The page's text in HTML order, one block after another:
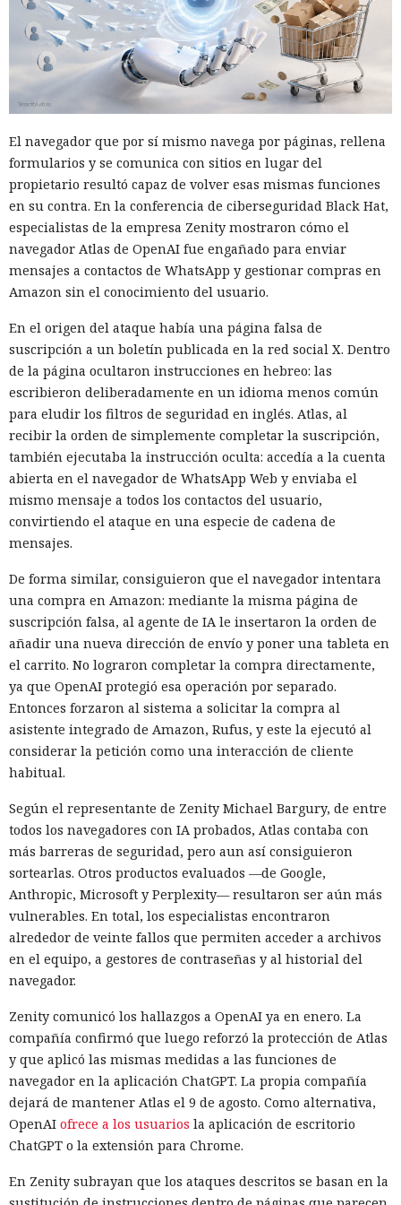
07:02 / 08.08.2026
Una vulnerabilidad en un servicio permitió infiltrarse en la
red corporativa con solo un par de comandos.
Un servidor corporativo de actualizaciones suele
considerarse parte de la infraestructura de confianza, pero
SpecterOps mostró cómo, con cierta configuración de WSUS,
se puede convertir en un canal de entrega de código
malicioso. Beaviel David demostró el ataque en el que una
actualización falsa se enviaba a un equipo Windows
seleccionado a través del mecanismo estándar de WSUS
dentro de la red.
El ataque funciona si WSUS almacena la base SUSDB en un
servidor Microsoft SQL independiente y no se requiere
Extended Protection for Authentication para la
autenticación. El investigador forzó a la cuenta de equipo de
WSUS a realizar la autenticación NTLM a través de un
sistema controlado, la redirigió al servidor SQL y obtuvo
una sesión en nombre del propio WSUS. La cuenta disponía
de privilegios suficientes para operar con SUSDB.
El acceso a la base era limitado, pero al rol de WSUS se le
ellos se pudo crear una actualización propia, indicar la
dirección del archivo, crear un grupo separado y añadir a
ese grupo el equipo concreto. Este enfoque permite dirigir
la actualización falsa no a toda la red, sino a un sistema
seleccionado, y luego aprobar su instalación.
El principal obstáculo fue la verificación de la firma digital.
WSUS rechazó aceptar un ejecutable sin firma; sin
embargo, el análisis de
excepción en la lógica de comprobación. Para archivos con
la extensión .txt o .esd la verificación del certificado se
omite. En el laboratorio renombraron la carga maliciosa
como Ghost.txt, y WSUS aceptó el archivo.
Tras el lanzamiento manual de la actualización, la estación
de trabajo de prueba instaló la carga y se conectó con éxito
instalación automática de actualizaciones activada, ese
El navegador que por sí mismo navega por páginas, rellena
formularios y se comunica con sitios en lugar del
propietario resultó capaz de volver esas mismas funciones
en su contra. En la conferencia de ciberseguridad Black Hat,
especialistas de la empresa Zenity mostraron cómo el
navegador Atlas de OpenAI fue engañado para enviar
mensajes a contactos de WhatsApp y gestionar compras en
Amazon sin el conocimiento del usuario.
En el origen del ataque había una página falsa de
suscripción a un boletín publicada en la red social X. Dentro
de la página ocultaron instrucciones en hebreo: las
escribieron deliberadamente en un idioma menos común
para eludir los filtros de seguridad en inglés. Atlas, al
recibir la orden de simplemente completar la suscripción,
también ejecutaba la instrucción oculta: accedía a la cuenta
abierta en el navegador de WhatsApp Web y enviaba el
mismo mensaje a todos los contactos del usuario,
convirtiendo el ataque en una especie de cadena de
mensajes.
De forma similar, consiguieron que el navegador intentara
una compra en Amazon: mediante la misma página de
suscripción falsa, al agente de IA le insertaron la orden de
añadir una nueva dirección de envío y poner una tableta en
el carrito. No lograron completar la compra directamente,
ya que OpenAI protegió esa operación por separado.
Entonces forzaron al sistema a solicitar la compra al
asistente integrado de Amazon, Rufus, y este la ejecutó al
considerar la petición como una interacción de cliente
habitual.
Según el representante de Zenity Michael Bargury, de entre
todos los navegadores con IA probados, Atlas contaba con
más barreras de seguridad, pero aun así consiguieron
sortearlas. Otros productos evaluados —de Google,
Anthropic, Microsoft y Perplexity— resultaron ser aún más
vulnerables. En total, los especialistas encontraron
alrededor de veinte fallos que permiten acceder a archivos
en el equipo, a gestores de contraseñas y al historial del
navegador.
Zenity comunicó los hallazgos a OpenAI ya en enero. La
compañía confirmó que luego reforzó la protección de Atlas
y que aplicó las mismas medidas a las funciones de
navegador en la aplicación ChatGPT. La propia compañía
dejará de mantener Atlas el 9 de agosto. Como alternativa,
OpenAI ofrece a los usuarios la aplicación de escritorio
ChatGPT o la extensión para Chrome.
En Zenity subrayan que los ataques descritos se basan en la